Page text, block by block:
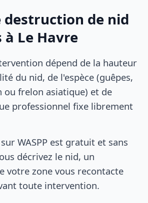
destruction de nid
à Le Havre
dépend de la hauteur
du nid, de l'espèce (guêpes,
ou frelon asiatique) et de
professionnel fixe librement
WASPP est gratuit et sans
décrivez le nid, un
votre zone vous recontacte
toute intervention.